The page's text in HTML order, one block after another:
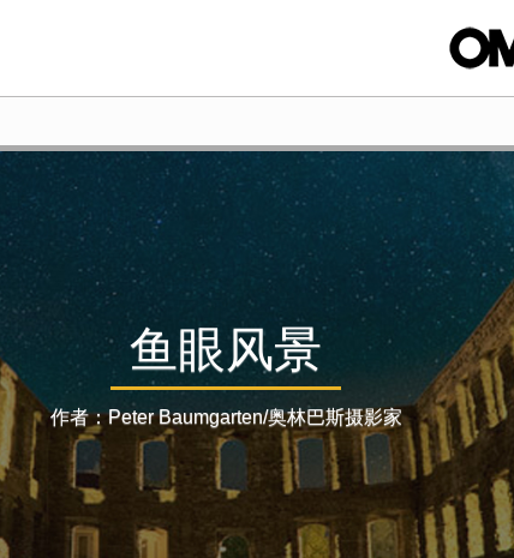
鱼眼风景
作者：Peter Baumgarten/奥林巴斯摄影家